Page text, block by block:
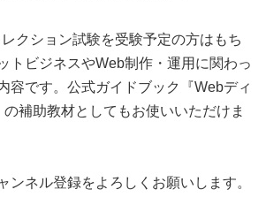
クション試験を受験予定の方はもち
トビジネスやWeb制作・運用に関わっ
容です。公式ガイドブック『Webディ
補助教材としてもお使いいただけま
ンネル登録をよろしくお願いします。